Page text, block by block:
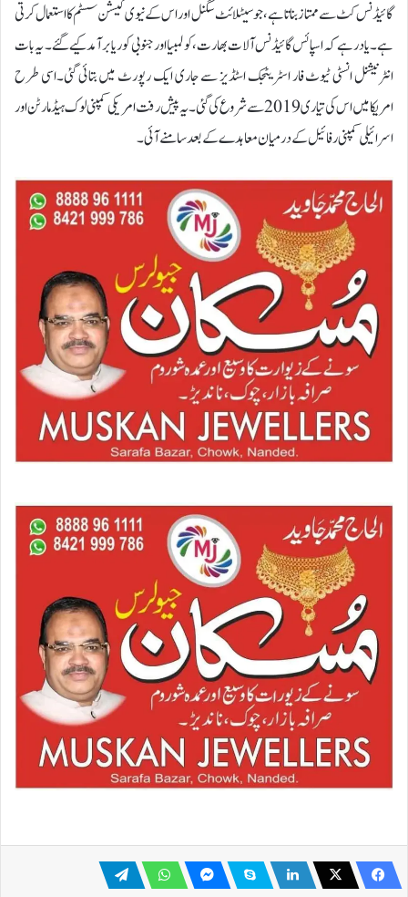
گائیڈنس کٹ سے ممتاز بناتا ہے، جو سیٹلائٹ سگنل اور اس کے نیوی گیشن سسٹم کا استعمال کرتی
ہے۔یاد رہے کہ اسپائس گائیڈنس آلات بھارت، کولمبیا اور جنوبی کوریا برآمد کیے گئے۔ یہ بات
انٹرنیشنل انسٹی ٹیوٹ فار اسٹریٹجک اسٹڈیز سے جاری ایک رپورٹ میں بتائی گئی۔اسی طرح
امریکا میں اس کی تیاری 2019 سے شروع کی گئی۔ یہ پیش رفت امریکی کمپنی لوک ہیڈ مارٹن اور
اسرائیلی کمپنی رفائیل کے درمیان معاہدے کے بعد سامنے آئی۔